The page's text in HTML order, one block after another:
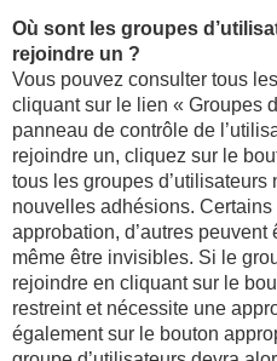
Où sont les groupes
rejoindre un ?
Vous pouvez consulter tous
cliquant sur le lien « Groupes
panneau de contrôle de
rejoindre un, cliquez sur le
tous les groupes d’utilisateurs
nouvelles adhésions.
approbation, d’autres peuvent
même être invisibles. Si le
rejoindre en cliquant sur le
restreint et nécessite une
également sur le bouton